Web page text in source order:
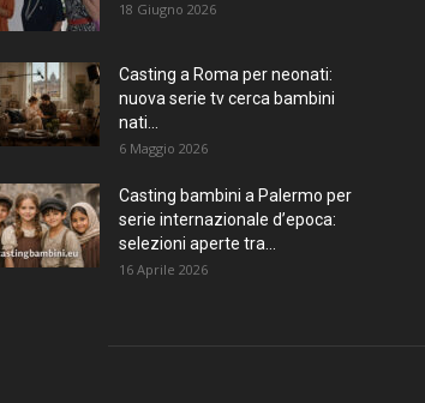
18 Giugno 2026
Casting a Roma per neonati:
nuova serie tv cerca bambini
nati...
6 Maggio 2026
Casting bambini a Palermo per
serie internazionale d’epoca:
selezioni aperte tra...
16 Aprile 2026